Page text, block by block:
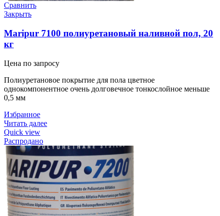
Сравнить
Закрыть
Maripur 7100 полиуретановый наливной пол, 20
кг
Цена по запросу
Полиуретановое покрытие для пола цветное
однокомпонентное очень долговечное тонкослойное меньше
0,5 мм
Избранное
Читать далее
Quick view
Распродано